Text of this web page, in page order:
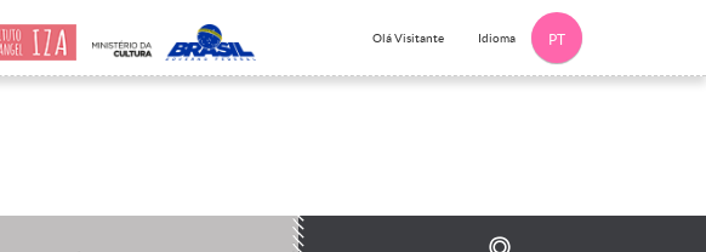
Olá Visitante Idioma PT